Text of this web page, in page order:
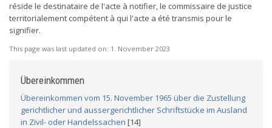
réside le destinataire de l'acte à notifier, le commissaire de justice
territorialement compétent à qui l'acte a été transmis pour le
signifier.
This page was last updated on: 1. November 2023
Übereinkommen
Übereinkommen vom 15. November 1965 über die Zustellung
gerichtlicher und aussergerichtlicher Schriftstücke im Ausland
in Zivil- oder Handelssachen [14]